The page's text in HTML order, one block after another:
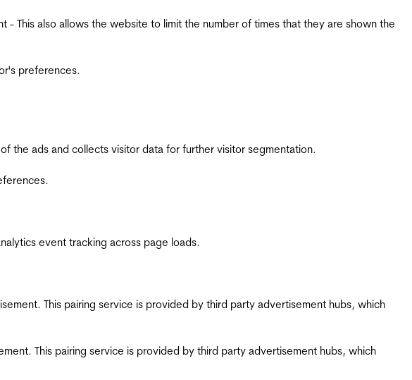
This also allows the website to limit the number of times that they are shown the
preferences.
the ads and collects visitor data for further visitor segmentation.
event tracking across page loads.
This pairing service is provided by third party advertisement hubs, which
This pairing service is provided by third party advertisement hubs, which